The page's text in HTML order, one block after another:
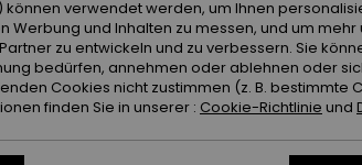
verwendet werden, um Ihnen
Werbung und Inhalten zu messen, und um mehr
zu entwickeln und zu verbessern. Sie
bedürfen, annehmen oder ablehnen oder
Cookies nicht zustimmen (z. B. bestimmte
finden Sie in unserer : Cookie-Richtlinie und